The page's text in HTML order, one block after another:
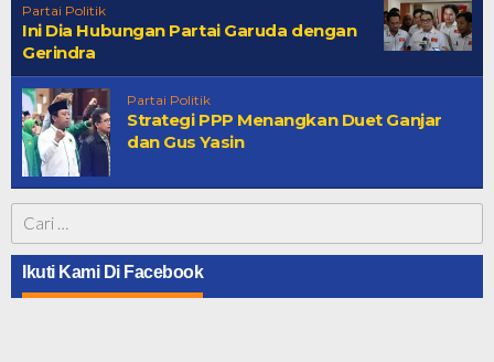
Partai Politik
Ini Dia Hubungan Partai Garuda dengan
Gerindra
Partai Politik
Strategi PPP Menangkan Duet Ganjar
dan Gus Yasin
Cari
untuk:
Ikuti Kami Di Facebook